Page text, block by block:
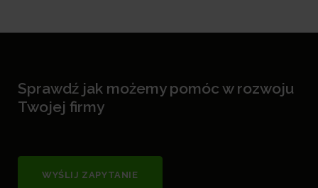
Sprawdź jak możemy pomóc w rozwoju
Twojej firmy
WYŚLIJ ZAPYTANIE